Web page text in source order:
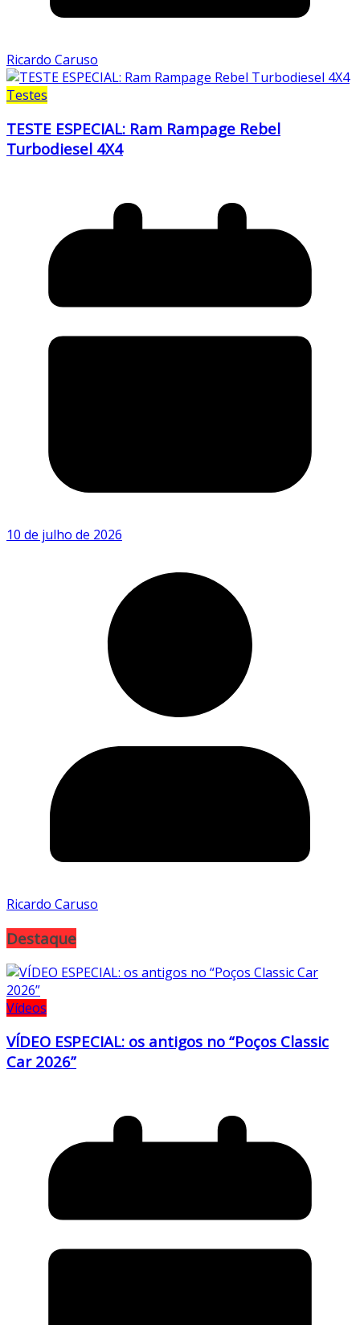
Ricardo Caruso
Testes
TESTE ESPECIAL: Ram Rampage Rebel
Turbodiesel 4X4
10 de julho de 2026
Ricardo Caruso
Destaque
Vídeos
VÍDEO ESPECIAL: os antigos no “Poços Classic
Car 2026”